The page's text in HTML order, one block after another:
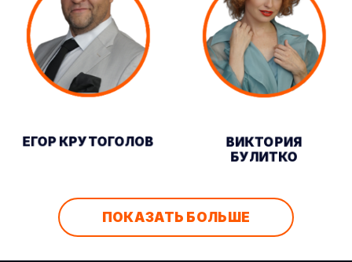
ЕГОР КРУТОГОЛОВ
ВИКТОРИЯ
БУЛИТКО
ПОКАЗАТЬ БОЛЬШЕ